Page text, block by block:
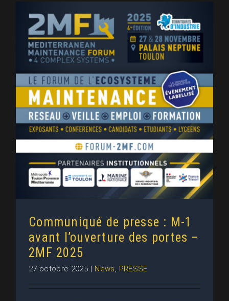
Communiqué de presse : M-1
avant l’ouverture des portes –
2MF 2025
Communiqué de presse : M-1
avant l’ouverture des portes –
2MF 2025
27 octobre 2025 News, PRESSE